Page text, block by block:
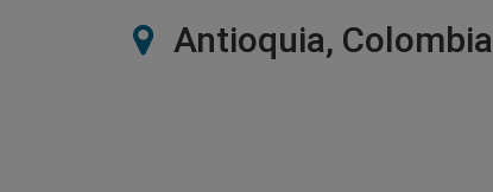
Antioquia, Colombia